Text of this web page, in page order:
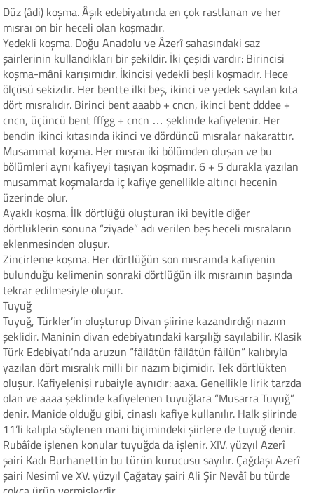
Düz (âdi) koşma. Âşık edebiyatında en çok rastlanan ve her
mısraı on bir heceli olan koşmadır.
Yedekli koşma. Doğu Anadolu ve Âzerî sahasındaki saz
şairlerinin kullandıkları bir şekildir. İki çeşidi vardır: Birincisi
koşma-mâni karışımıdır. İkincisi yedekli beşli koşmadır. Hece
ölçüsü sekizdir. Her bentte ilki beş, ikinci ve yedek sayılan kıta
dört mısralıdır. Birinci bent aaabb + cncn, ikinci bent dddee +
cncn, üçüncü bent fffgg + cncn … şeklinde kafiyelenir. Her
bendin ikinci kıtasında ikinci ve dördüncü mısralar nakarattır.
Musammat koşma. Her mısraı iki bölümden oluşan ve bu
bölümleri aynı kafiyeyi taşıyan koşmadır. 6 + 5 durakla yazılan
musammat koşmalarda iç kafiye genellikle altıncı hecenin
üzerinde olur.
Ayaklı koşma. İlk dörtlüğü oluşturan iki beyitle diğer
dörtlüklerin sonuna “ziyade” adı verilen beş heceli mısraların
eklenmesinden oluşur.
Zincirleme koşma. Her dörtlüğün son mısraında kafiyenin
bulunduğu kelimenin sonraki dörtlüğün ilk mısraının başında
tekrar edilmesiyle oluşur.
Tuyuğ
Tuyuğ, Türkler’in oluşturup Divan şiirine kazandırdığı nazım
şeklidir. Maninin divan edebiyatındaki karşılığı sayılabilir. Klasik
Türk Edebiyatı’nda aruzun “fâilâtün fâilâtün fâilün” kalıbıyla
yazılan dört mısralık milli bir nazım biçimidir. Tek dörtlükten
oluşur. Kafiyelenişi rubaiyle aynıdır: aaxa. Genellikle lirik tarzda
olan ve aaaa şeklinde kafiyelenen tuyuğlara “Musarra Tuyuğ”
denir. Manide olduğu gibi, cinaslı kafiye kullanılır. Halk şiirinde
11’li kalıpla söylenen mani biçimindeki şiirlere de tuyuğ denir.
Rubâîde işlenen konular tuyuğda da işlenir. XIV. yüzyıl Azerî
şairi Kadı Burhanettin bu türün kurucusu sayılır. Çağdaşı Azerî
şairi Nesimî ve XV. yüzyıl Çağatay şairi Ali Şir Nevâî bu türde